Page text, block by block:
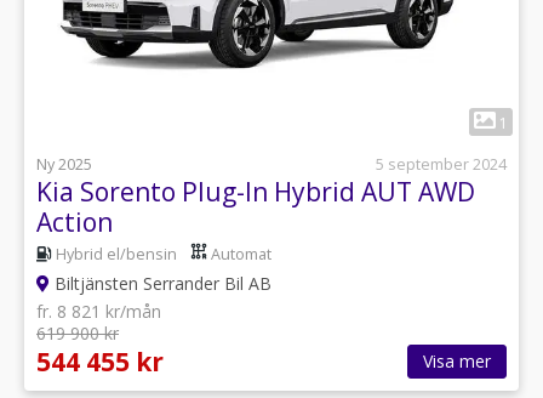
1
Ny 2025
5 september 2024
Kia Sorento Plug-In Hybrid AUT AWD
Action
Hybrid el/bensin Automat
Biltjänsten Serrander Bil AB
fr. 8 821 kr/mån
619 900 kr
544 455 kr Visa mer